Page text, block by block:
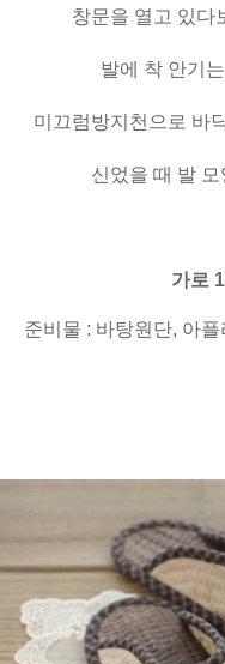
창문을 열고 있다
발에 착 안기
미끄럼방지천으로 바
신었을 때 발
가로
준비물 : 바탕원단, 아